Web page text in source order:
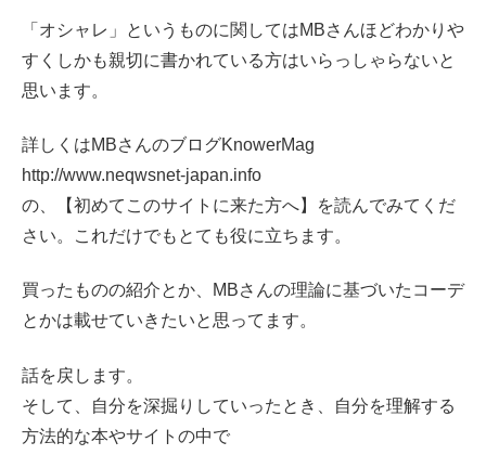
「オシャレ」というものに関してはMBさんほどわかりや
すくしかも親切に書かれている方はいらっしゃらないと
思います。
詳しくはMBさんのブログKnowerMag
http://www.neqwsnet-japan.info
の、【初めてこのサイトに来た方へ】を読んでみてくだ
さい。これだけでもとても役に立ちます。
買ったものの紹介とか、MBさんの理論に基づいたコーデ
とかは載せていきたいと思ってます。
話を戻します。
そして、自分を深掘りしていったとき、自分を理解する
方法的な本やサイトの中で